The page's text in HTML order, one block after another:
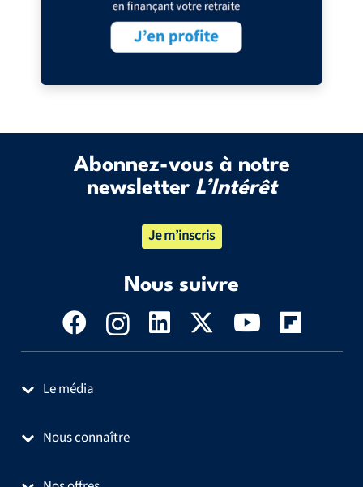
Abonnez-vous à notre
newsletter L’Intérêt
Je m’inscris
Nous suivre
Le média
Nous connaître